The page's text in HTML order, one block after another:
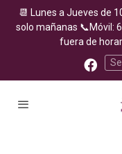
📆 Lunes a Jueves de
solo mañanas 📞Móvil:
fuera de